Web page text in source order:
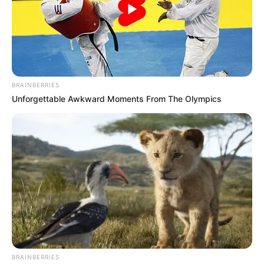
इस रात, पति और पत्नी के बीच खास जुड़ाव होता है। यह व्रत उनके रिश्ते को
मजबूत बनाने में मदद करता है।
चंद्र दर्शन और अर्घ्य की विधि
BRAINBERRIES
Unforgettable Awkward Moments From The Olympics
BRAINBERRIES